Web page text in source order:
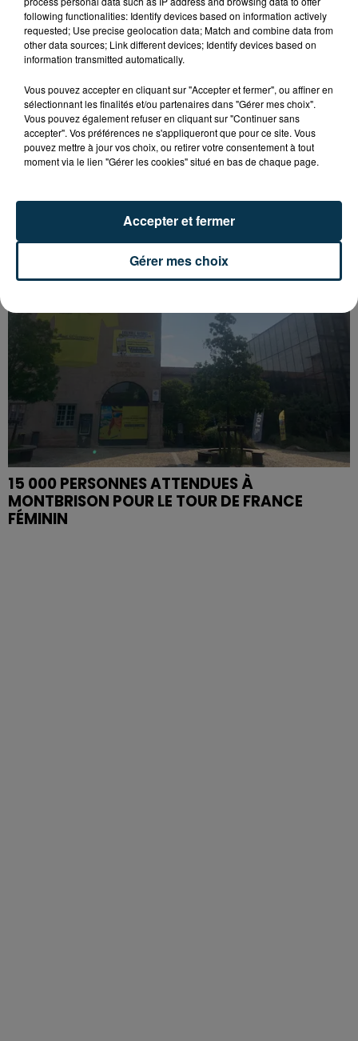
SAINT-ETIENNE : UN ENFANT DÉCÈDE APRÈS
15 000 PERSONNES ATTENDUES À
MONTBRISON POUR LE TOUR DE FRANCE
FÉMININ
following functionalities: Identify devices based on information actively
requested; Use precise geolocation data; Match and combine data from
other data sources; Link different devices; Identify devices based on
information transmitted automatically.
Vous pouvez accepter en cliquant sur "Accepter et fermer", ou affiner en
sélectionnant les finalités et/ou partenaires dans "Gérer mes choix".
Vous pouvez également refuser en cliquant sur "Continuer sans
accepter". Vos préférences ne s'appliqueront que pour ce site. Vous
pouvez mettre à jour vos choix, ou retirer votre consentement à tout
moment via le lien "Gérer les cookies" situé en bas de chaque page.
Gérer mes choix
Accepter et fermer